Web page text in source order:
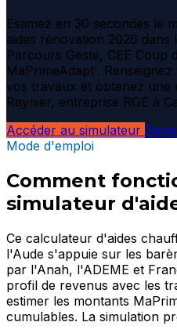
Estimez en 30 secondes le
aides rénovation 2026 dans
Parcours Geste, CEE Coup
MaPrimeAdapt'.
vos travaux et obtenez une
Raynier, entreprise RGE à
Accéder au simulateur
Mode d'emploi
Comment
simulateur
Ce calculateur d'aides
l'Aude s'appuie sur les
par l'Anah, l'ADEME et
profil de revenus avec les
estimer les montants
cumulables. La simulation